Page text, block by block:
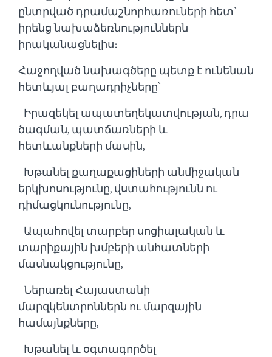
ընտրված դրամաշնորհառուների հետ՝
իրենց նախաձեռնություններն
իրականացնելիս։
Հաջողված նախագծերը պետք է ունենան
հետևյալ բաղադրիչները՝
- Իրազեկել ապատեղեկատվության, դրա
ծագման, պատճառների և
հետևանքների մասին,
- Խթանել քաղաքացիների անմիջական
երկխոսությունը, վստահությունն ու
դիմացկունությունը,
- Ապահովել տարբեր սոցիալական և
տարիքային խմբերի անհատների
մասնակցությունը,
- Ներառել Հայաստանի
մարզկենտրոններն ու մարզային
համայնքները,
- Խթանել և օգտագործել